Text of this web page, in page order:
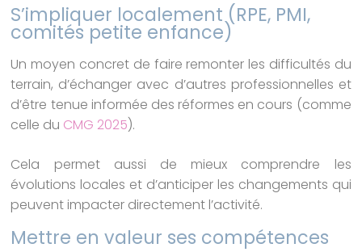
S’impliquer localement (RPE, PMI,
comités petite enfance)
Un moyen concret de faire remonter les difficultés du
terrain, d’échanger avec d’autres professionnelles et
d’être tenue informée des réformes en cours (comme
celle du CMG 2025).
Cela permet aussi de mieux comprendre les
évolutions locales et d’anticiper les changements qui
peuvent impacter directement l’activité.
Mettre en valeur ses compétences